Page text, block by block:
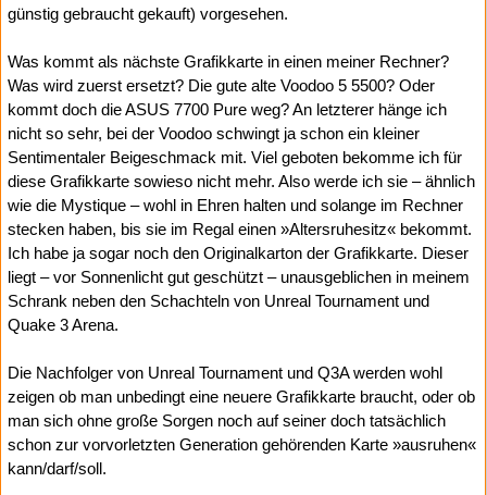
günstig gebraucht gekauft) vorgesehen.
Was kommt als nächste Grafikkarte in einen meiner Rechner?
Was wird zuerst ersetzt? Die gute alte Voodoo 5 5500? Oder
kommt doch die ASUS 7700 Pure weg? An letzterer hänge ich
nicht so sehr, bei der Voodoo schwingt ja schon ein kleiner
Sentimentaler Beigeschmack mit. Viel geboten bekomme ich für
diese Grafikkarte sowieso nicht mehr. Also werde ich sie – ähnlich
wie die Mystique – wohl in Ehren halten und solange im Rechner
stecken haben, bis sie im Regal einen »Altersruhesitz« bekommt.
Ich habe ja sogar noch den Originalkarton der Grafikkarte. Dieser
liegt – vor Sonnenlicht gut geschützt – unausgeblichen in meinem
Schrank neben den Schachteln von Unreal Tournament und
Quake 3 Arena.
Die Nachfolger von Unreal Tournament und Q3A werden wohl
zeigen ob man unbedingt eine neuere Grafikkarte braucht, oder ob
man sich ohne große Sorgen noch auf seiner doch tatsächlich
schon zur vorvorletzten Generation gehörenden Karte »ausruhen«
kann/darf/soll.